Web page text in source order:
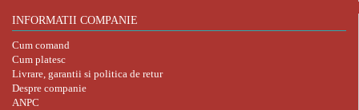
INFORMATII COMPANIE
Cum comand
Cum platesc
Livrare, garantii si politica de retur
Despre companie
ANPC